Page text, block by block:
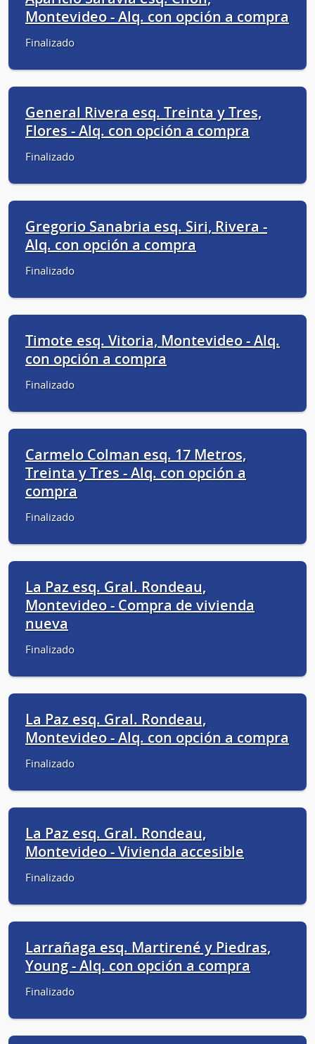
Montevideo - Alq. con opción a compra
Finalizado
General Rivera esq. Treinta y Tres,
Flores - Alq. con opción a compra
Finalizado
Gregorio Sanabria esq. Siri, Rivera -
Alq. con opción a compra
Finalizado
Timote esq. Vitoria, Montevideo - Alq.
con opción a compra
Finalizado
Carmelo Colman esq. 17 Metros,
Treinta y Tres - Alq. con opción a
compra
Finalizado
La Paz esq. Gral. Rondeau,
Montevideo - Compra de vivienda
nueva
Finalizado
La Paz esq. Gral. Rondeau,
Montevideo - Alq. con opción a compra
Finalizado
La Paz esq. Gral. Rondeau,
Montevideo - Vivienda accesible
Finalizado
Larrañaga esq. Martirené y Piedras,
Young - Alq. con opción a compra
Finalizado